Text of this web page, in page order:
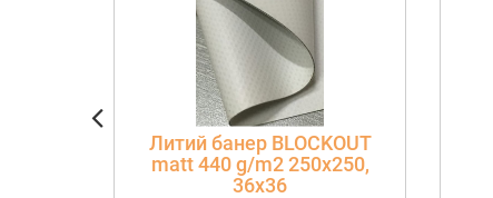
Литий банер BLOCKOUT
matt 440 g/m2 250х250,
36х36